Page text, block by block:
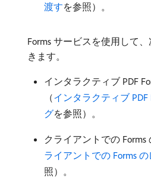
渡すを参照）。
Forms サービスを使用して
きます。
インタラクティブ PDF
（インタラクティブ
グを参照）。
クライアントでの
ライアントでの Forms
照）。